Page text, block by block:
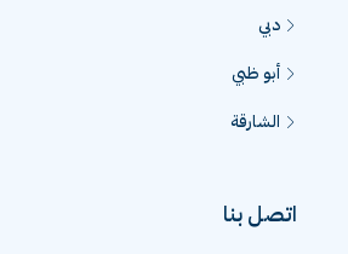
دبي
أبو ظبي
الشارقة
اتصل بنا